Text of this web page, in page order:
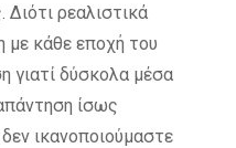
ρεαλιστικά
με κάθε εποχή του
γιατί δύσκολα μέσα
ίσως
ικανοποιούμαστε